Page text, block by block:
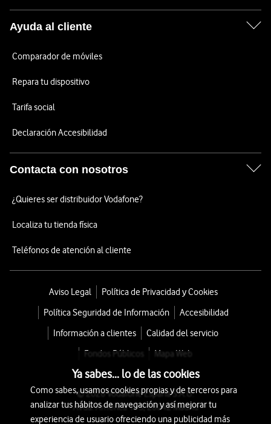
Ayuda al cliente
Comparador de móviles
Repara tu dispositivo
Tarifa social
Declaración Accesibilidad
Contacta con nosotros
¿Quieres ser distribuidor Vodafone?
Localiza tu tienda física
Teléfonos de atención al cliente
Aviso Legal
Política de Privacidad y Cookies
Política Seguridad de Información
Accesibilidad
Información a clientes
Calidad del servicio
Fondos Públicos
Mapa Web
© 2026 Vodafone España S.A.U.
Avda. América 115, 28042 Madrid
Ya sabes... lo de las cookies
Como sabes, usamos cookies propias y de terceros para
analizar tus hábitos de navegación y así mejorar tu
experiencia de usuario ofreciendo una publicidad más